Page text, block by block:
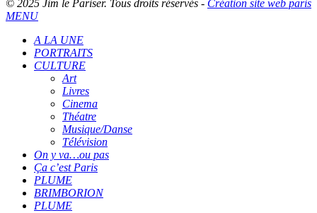
© 2025 Jim le Pariser. Tous droits réservés - Création site web paris
MENU
A LA UNE
PORTRAITS
CULTURE
Art
Livres
Cinema
Théatre
Musique/Danse
Télévision
On y va…ou pas
Ça c’est Paris
PLUME
BRIMBORION
PLUME